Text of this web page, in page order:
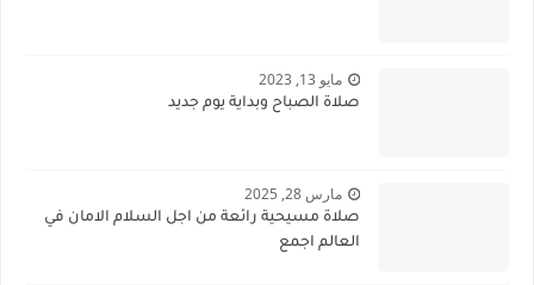
مايو 13, 2023
صلاة الصباح وبداية يوم جديد
مارس 28, 2025
صلاة مسيحية رائعة من اجل السلام الامان في
العالم اجمع